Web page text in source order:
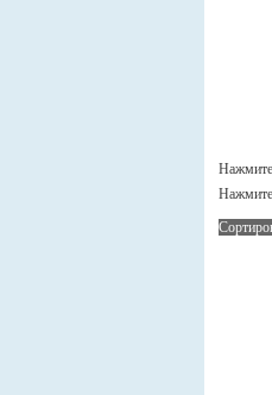
Нажмите
Нажмите